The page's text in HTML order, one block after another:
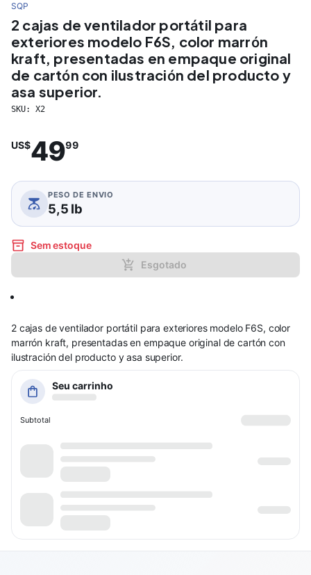
SQP
2 cajas de ventilador portátil para
exteriores modelo F6S, color marrón
kraft, presentadas en empaque original
de cartón con ilustración del producto y
asa superior.
SKU: X2
US$4999
PESO DE ENVIO
5,5 lb
Sem estoque
Esgotado
2 cajas de ventilador portátil para exteriores modelo F6S, color
marrón kraft, presentadas en empaque original de cartón con
ilustración del producto y asa superior.
Seu carrinho
Subtotal